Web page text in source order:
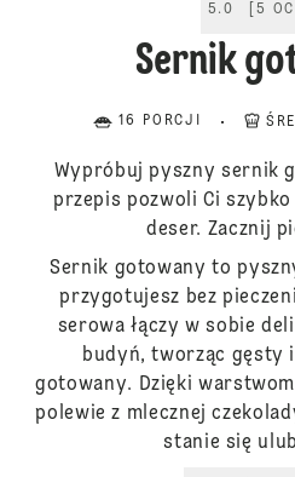
5.0 5
Sernik
16 PORCJI
Wypróbuj pyszny sernik
przepis pozwoli Ci
deser. Zacznij
Sernik gotowany to
przygotujesz bez
serowa łączy w sobie
budyń, tworząc gęsty
gotowany. Dzięki
polewie z mlecznej
stanie się